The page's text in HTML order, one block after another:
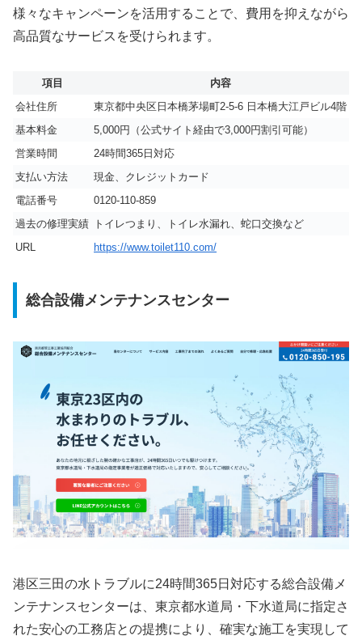
様々なキャンペーンを活用することで、費用を抑えながら
高品質なサービスを受けられます。
項目
内容
会社住所
東京都中央区日本橋茅場町2-5-6 日本橋大江戸ビル4階
基本料金
5,000円（公式サイト経由で3,000円割引可能）
営業時間
24時間365日対応
支払い方法
現金、クレジットカード
電話番号
0120-110-859
過去の修理実績
トイレつまり、トイレ水漏れ、蛇口交換など
URL
https://www.toilet110.com/
総合設備メンテナンスセンター
港区三田の水トラブルに24時間365日対応する総合設備メ
ンテナンスセンターは、東京都水道局・下水道局に指定さ
れた安心の工務店との提携により、確実な施工を実現して